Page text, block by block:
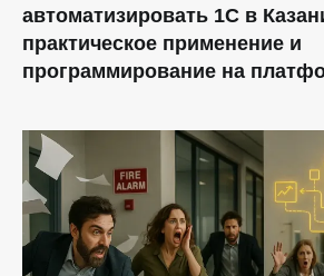
автоматизировать 1С в
практическое применение и
программирование на